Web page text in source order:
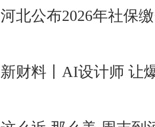
河北公布2026年社保
新财料丨AI设计师 让